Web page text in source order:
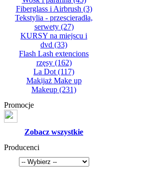
Fiberglass i Airbrush (3)
Tekstylia - przescieradła,
serwety(27)
KURSY na miejscu i
dvd (33)
Flash Lash extencions
rzęsy(162)
La Dot (117)
Makijaż Make up
Makeup (231)
Promocje
Zobacz wszystkie
Producenci